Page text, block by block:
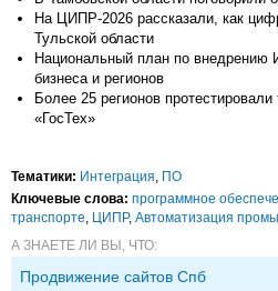
На ЦИПР-2026 рассказали, как
Тульской области
Национальный план по внедрению
бизнеса и регионов
Более 25 регионов
«ГосТех»
Тематики: Интеграция ПО
Ключевые слова: программное
транспорте ЦИПР, Автоматизация
А ЗНАЕТЕ ЛИ ВЫ, ЧТО:
Продвижение сайтов Спб